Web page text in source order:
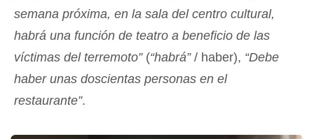
semana próxima, en la sala del centro cultural,
habrá una función de teatro a beneficio de las
víctimas del terremoto”(“habrá”/ haber), “Debe
haber unas doscientas personas en el
restaurante”.